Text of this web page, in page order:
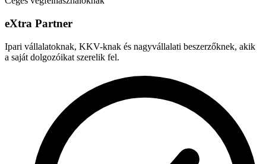
eXtra Partner
Ipari vállalatoknak, KKV-knak és nagyvállalati beszerzőknek, akik
a saját dolgozóikat szerelik fel.